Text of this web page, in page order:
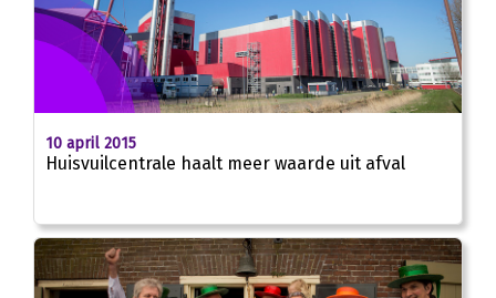
10 april 2015
Huisvuilcentrale haalt meer waarde uit afval